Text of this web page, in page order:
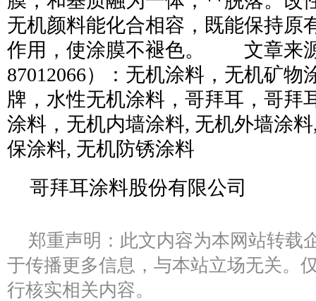
无机颜料能化合相容，既能保持原
作用，使涂膜不褪色。 文章来
87012066）：无机涂料，无机矿物
牌，水性无机涂料，哥拜耳，哥拜
涂料，无机内墙涂料, 无机外墙涂
保涂料, 无机防锈涂料
哥拜耳涂料股份有限公司
郑重声明：此文内容为本网站转载
于传播更多信息，与本站立场无关。
行核实相关内容。